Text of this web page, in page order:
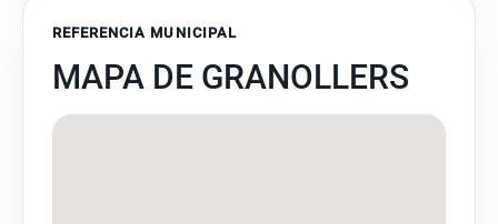
REFERENCIA MUNICIPAL
MAPA DE GRANOLLERS